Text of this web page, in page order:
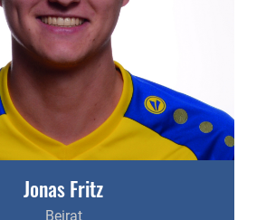
Jonas Fritz
Beirat